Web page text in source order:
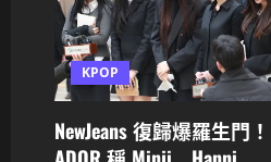
KPOP
NewJeans 復歸爆羅生門！